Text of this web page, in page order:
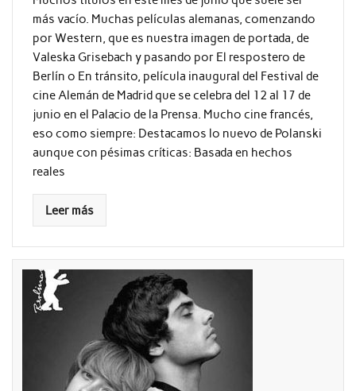
más vacío. Muchas películas alemanas, comenzando
por Western, que es nuestra imagen de portada, de
Valeska Grisebach y pasando por El respostero de
Berlín o En tránsito, película inaugural del Festival de
cine Alemán de Madrid que se celebra del 12 al 17 de
junio en el Palacio de la Prensa. Mucho cine francés,
eso como siempre: Destacamos lo nuevo de Polanski
aunque con pésimas críticas: Basada en hechos
reales
Leer más